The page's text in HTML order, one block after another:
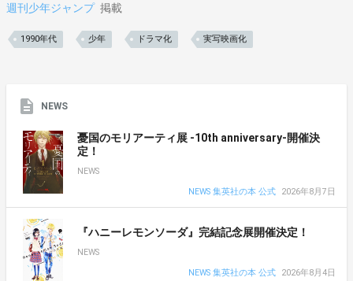
週刊少年ジャンプ 掲載
1990年代 少年 ドラマ化 実写映画化
NEWS
憂国のモリアーティ展 -10th anniversary-開催決
定！
NEWS
NEWS 集英社の本 公式
2026年8月7日
『ハニーレモンソーダ』完結記念展開催決定！
NEWS
NEWS 集英社の本 公式
2026年8月4日